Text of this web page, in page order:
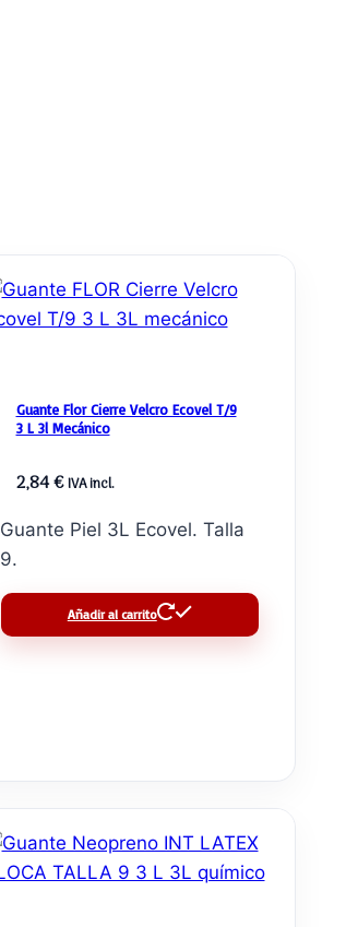
Guante Flor Cierre Velcro Ecovel T/9
3 L 3l Mecánico
2,84€ IVA incl.
Guante Piel 3L Ecovel. Talla
9.
Añadir al carrito